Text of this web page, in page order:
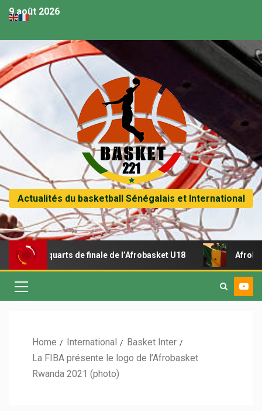
9 août 2026
Actualités du basketball Sénégalais et International
de finale de l’Afrobasket U18 Afrobasket U18
Home International
Basket Inter
La FIBA présente le logo de l’Afrobasket
Rwanda 2021 (photo)